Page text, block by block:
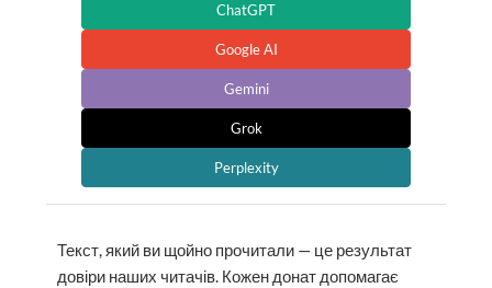
ChatGPT
Google AI
Gemini
Grok
Perplexity
Текст, який ви щойно прочитали — це результат
довіри наших читачів. Кожен донат допомагає